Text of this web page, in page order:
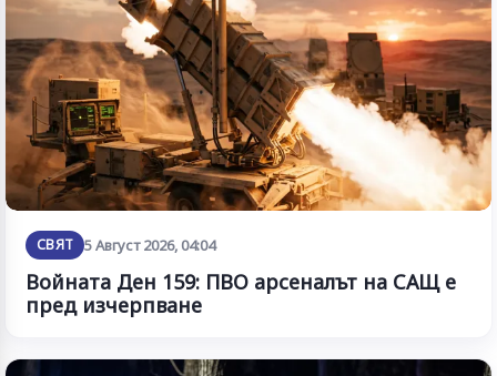
СВЯТ 5 Август 2026, 04:04
Войната Ден 159: ПВО арсеналът на САЩ е
пред изчерпване